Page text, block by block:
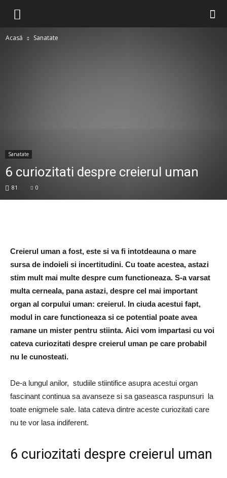
Acasă Sanatate
Sanatate
6 curiozitati despre creierul uman
81 0
Creierul uman a fost, este si va fi intotdeauna o mare
sursa de indoieli si incertitudini. Cu toate acestea, astazi
stim mult mai multe despre cum functioneaza. S-a varsat
multa cerneala, pana astazi, despre cel mai important
organ al corpului uman: creierul. In ciuda acestui fapt,
modul in care functioneaza si ce potential poate avea
ramane un mister pentru stiinta. Aici vom impartasi cu voi
cateva curiozitati despre creierul uman pe care probabil
nu le cunosteati.
De-a lungul anilor, studiile stiintifice asupra acestui organ
fascinant continua sa avanseze si sa gaseasca raspunsuri la
toate enigmele sale. Iata cateva dintre aceste curiozitati care
nu te vor lasa indiferent.
6 curiozitati despre creierul uman